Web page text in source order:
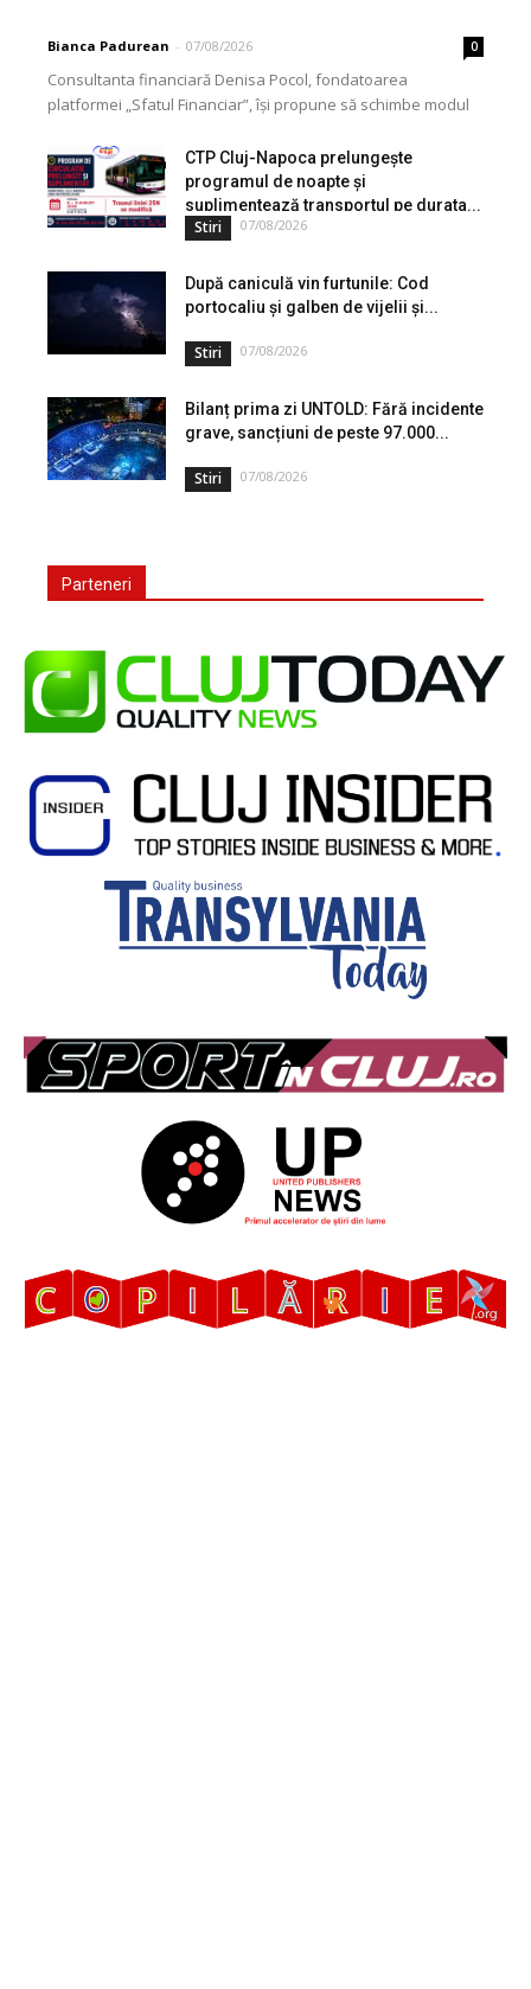
Bianca Padurean - 07/08/2026 0
Consultanta financiară Denisa Pocol, fondatoarea
platformei „Sfatul Financiar”, își propune să schimbe modul
de peste...
CTP Cluj-Napoca prelungește
programul de noapte și
suplimentează transportul pe durata...
Stiri 07/08/2026
După caniculă vin furtunile: Cod
portocaliu și galben de vijelii și...
Stiri 07/08/2026
Bilanț prima zi UNTOLD: Fără incidente
grave, sancțiuni de peste 97.000...
Stiri 07/08/2026
Parteneri